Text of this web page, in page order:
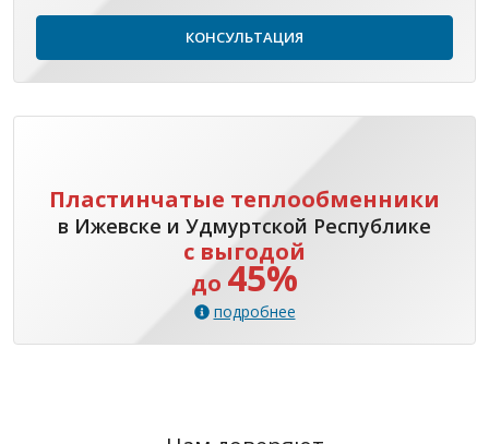
КОНСУЛЬТАЦИЯ
Пластинчатые теплообменники
в Ижевске и Удмуртской Республике
с выгодой
до 45%
подробнее